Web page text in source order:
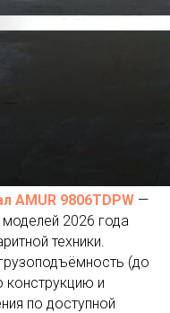
AMUR 9806TDPW —
2026 года
техники.
(до
и
по доступной